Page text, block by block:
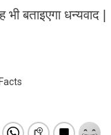
बताइएगा धन्यवाद |